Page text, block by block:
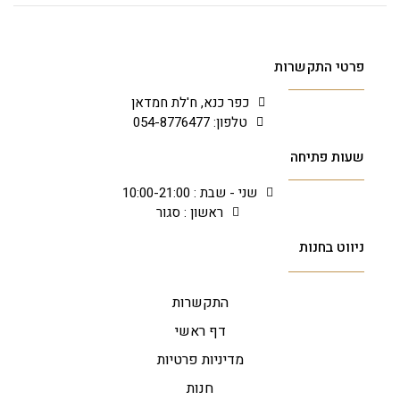
פרטי התקשרות
כפר כנא, ח'לת חמדאן
טלפון: 054-8776477
שעות פתיחה
שני - שבת : 10:00-21:00
ראשון : סגור
ניווט בחנות
התקשרות
דף ראשי
מדיניות פרטיות
חנות